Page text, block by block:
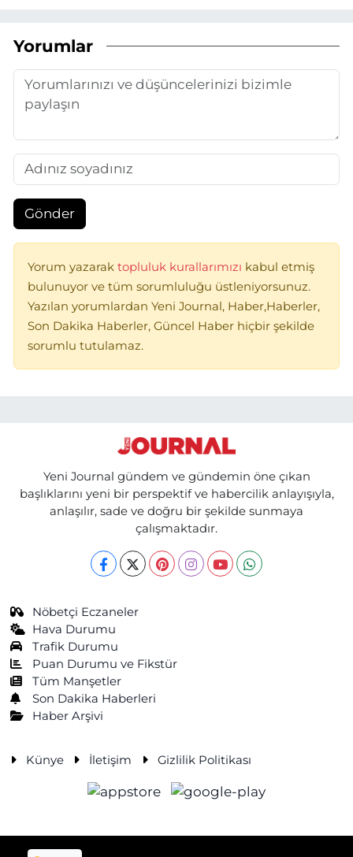
Yorumlar
Gönder
Yorum yazarak topluluk kurallarımızı kabul etmiş
bulunuyor ve tüm sorumluluğu üstleniyorsunuz.
Yazılan yorumlardan Yeni Journal, Haber,Haberler,
Son Dakika Haberler, Güncel Haber hiçbir şekilde
sorumlu tutulamaz.
Yeni Journal gündem ve gündemin öne çıkan
başlıklarını yeni bir perspektif ve habercilik anlayışıyla,
anlaşılır, sade ve doğru bir şekilde sunmaya
çalışmaktadır.
Nöbetçi Eczaneler
Hava Durumu
Trafik Durumu
Puan Durumu ve Fikstür
Tüm Manşetler
Son Dakika Haberleri
Haber Arşivi
Künye İletişim Gizlilik Politikası